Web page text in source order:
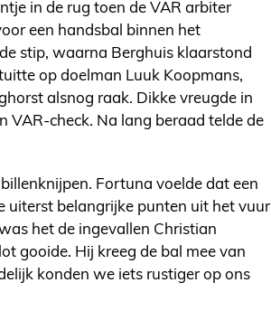
in de rug toen de VAR arbiter
een handsbal binnen het
stip, waarna Berghuis klaarstond
op doelman Luuk Koopmans,
alsnog raak. Dikke vreugde in
VAR-check. Na lang beraad telde de
Fortuna voelde dat een
uiterst belangrijke punten uit het vuur
het de ingevallen Christian
gooide. Hij kreeg de bal mee van
konden we iets rustiger op ons